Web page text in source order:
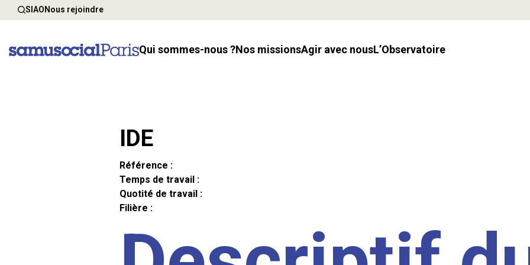
SIAONous rejoindre
Qui sommes-nous ? Nos missions Agir avec nous l’Observatoire
IDE
Référence :
Temps de travail :
Quotité de travail :
Filière :